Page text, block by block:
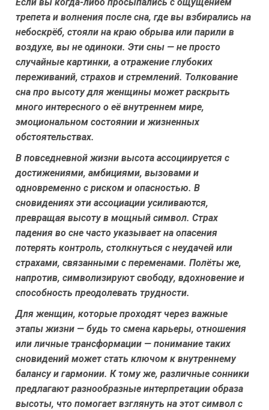
трепета и волнения после сна, где вы взбирались на
небоскрёб, стояли на краю обрыва или парили в
воздухе, вы не одиноки. Эти сны — не просто
случайные картинки, а отражение глубоких
переживаний, страхов и стремлений. Толкование
сна про высоту для женщины может раскрыть
много интересного о её внутреннем мире,
эмоциональном состоянии и жизненных
обстоятельствах.
В повседневной жизни высота ассоциируется с
достижениями, амбициями, вызовами и
одновременно с риском и опасностью. В
сновидениях эти ассоциации усиливаются,
превращая высоту в мощный символ. Страх
падения во сне часто указывает на опасения
потерять контроль, столкнуться с неудачей или
страхами, связанными с переменами. Полёты же,
напротив, символизируют свободу, вдохновение и
способность преодолевать трудности.
Для женщин, которые проходят через важные
этапы жизни — будь то смена карьеры, отношения
или личные трансформации — понимание таких
сновидений может стать ключом к внутреннему
балансу и гармонии. К тому же, различные сонники
предлагают разнообразные интерпретации образа
высоты, что помогает взглянуть на этот символ с